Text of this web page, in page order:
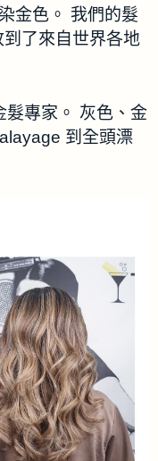
金色。 我們的髮
了來自世界各地
專家。 灰色、金
到全頭漂